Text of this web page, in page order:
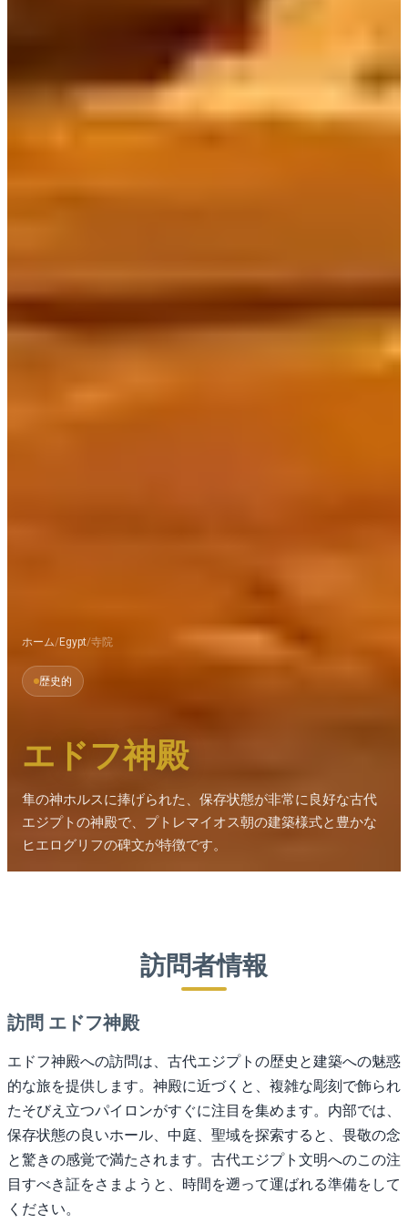
ホーム/Egypt/寺院
歴史的
エドフ神殿
隼の神ホルスに捧げられた、保存状態が非常に良好な古代
エジプトの神殿で、プトレマイオス朝の建築様式と豊かな
ヒエログリフの碑文が特徴です。
訪問者情報
訪問 エドフ神殿
エドフ神殿への訪問は、古代エジプトの歴史と建築への魅惑
的な旅を提供します。神殿に近づくと、複雑な彫刻で飾られ
たそびえ立つパイロンがすぐに注目を集めます。内部では、
保存状態の良いホール、中庭、聖域を探索すると、畏敬の念
と驚きの感覚で満たされます。古代エジプト文明へのこの注
目すべき証をさまようと、時間を遡って運ばれる準備をして
ください。